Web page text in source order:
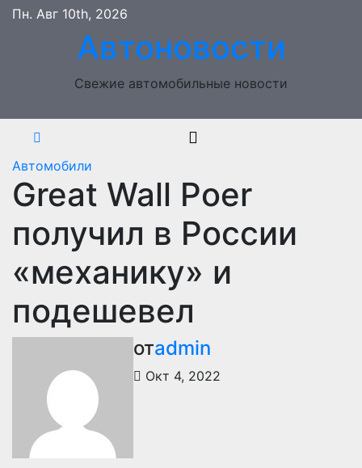
Перейти
содержимому
Пн. Авг 10th, 2026
Автоновости
Свежие автомобильные новости
Автомобили
Great Wall Poer
получил в России
«механику» и
подешевел
отadmin
Окт 4, 2022